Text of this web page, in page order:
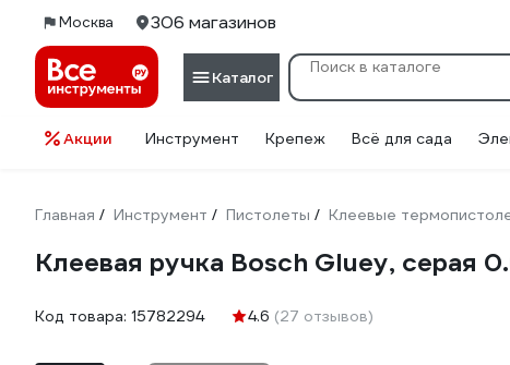
Москва 306 магазинов
Каталог
Акции Инструмент Крепеж Всё для сада
Главная / Инструмент / Пистолеты / Клеевые
Клеевая ручка Bosch Gluey, серая
Код товара: 15782294 4.6 (27 отзывов)